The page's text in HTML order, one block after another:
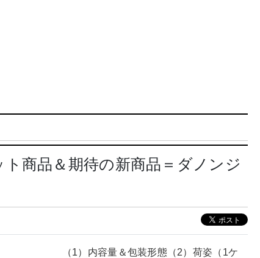
商品＆期待の新商品＝ダノンジ
（1）内容量＆包装形態（2）荷姿（1ケ